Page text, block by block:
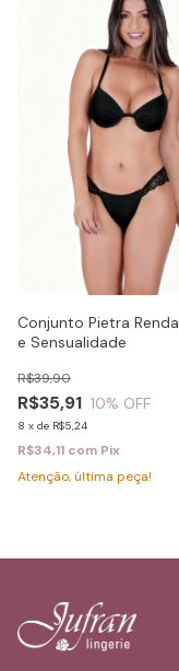
Conjunto Pietra
e Sensualidade
R$35,91
R$39,90
10% OFF
8 x de R$5,24
R$34,11 com Pix
Atenção, última peça!